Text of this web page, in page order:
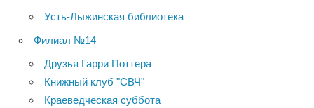
Усть-Лыжинская библиотека
Филиал №14
Друзья Гарри Поттера
Книжный клуб "СВЧ"
Краеведческая суббота